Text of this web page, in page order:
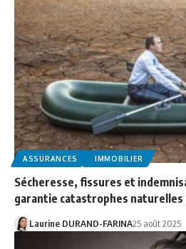
ASSURANCES IMMOBILIER
Sécheresse, fissures et
garantie catastrophes naturelles
Laurine DURAND-FARINA25 août 2025